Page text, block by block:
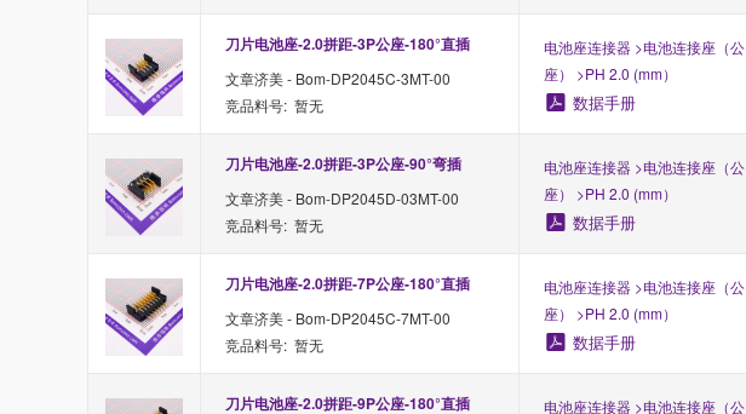
刀片电池座-2.0拼距-3P公座-180°直插
文章济美 - Bom-DP2045C-3MT-00
竞品料号: 暂无
电池座连接器 >电池连接座（公
座） >PH 2.0 (mm）
数据手册
刀片电池座-2.0拼距-3P公座-90°弯插
文章济美 - Bom-DP2045D-03MT-00
竞品料号: 暂无
电池座连接器 >电池连接座（公
座） >PH 2.0 (mm）
数据手册
刀片电池座-2.0拼距-7P公座-180°直插
文章济美 - Bom-DP2045C-7MT-00
竞品料号: 暂无
电池座连接器 >电池连接座（公
座） >PH 2.0 (mm）
数据手册
刀片电池座-2.0拼距-9P公座-180°直插
电池座连接器 >电池连接座（公